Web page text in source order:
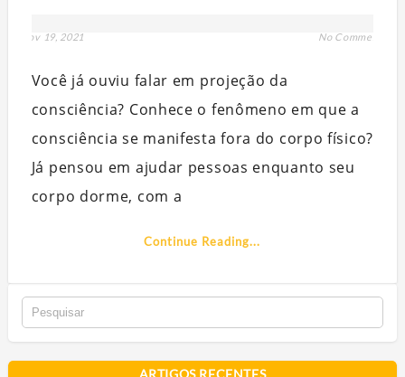
nov 19, 2021 No Comment
Você já ouviu falar em projeção da
consciência? Conhece o fenômeno em que a
consciência se manifesta fora do corpo físico?
Já pensou em ajudar pessoas enquanto seu
corpo dorme, com a
Continue Reading...